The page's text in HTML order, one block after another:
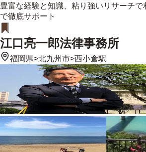
豊富な経験と知識、粘り強いリサーチで
で徹底サポート
江口亮一郎法律事務所
福岡県>北九州市>西小倉駅